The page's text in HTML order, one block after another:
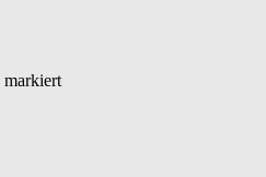
markiert